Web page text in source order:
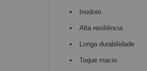
Inodoro
Alta resiliência
Longa durabilidade
Toque macio